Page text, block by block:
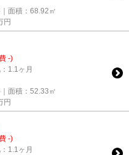
面積：68.92㎡
円
-)
1.1ヶ月
面積：52.33㎡
円
-)
1.1ヶ月